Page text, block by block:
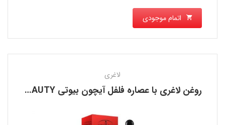
اتمام موجودی
لاغری
روغن لاغری با عصاره فلفل آیچون بیوتی AICHUN BEAUTY